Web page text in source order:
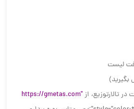
ليست
تالارتوزیع، ازhttps://gmetas.com"